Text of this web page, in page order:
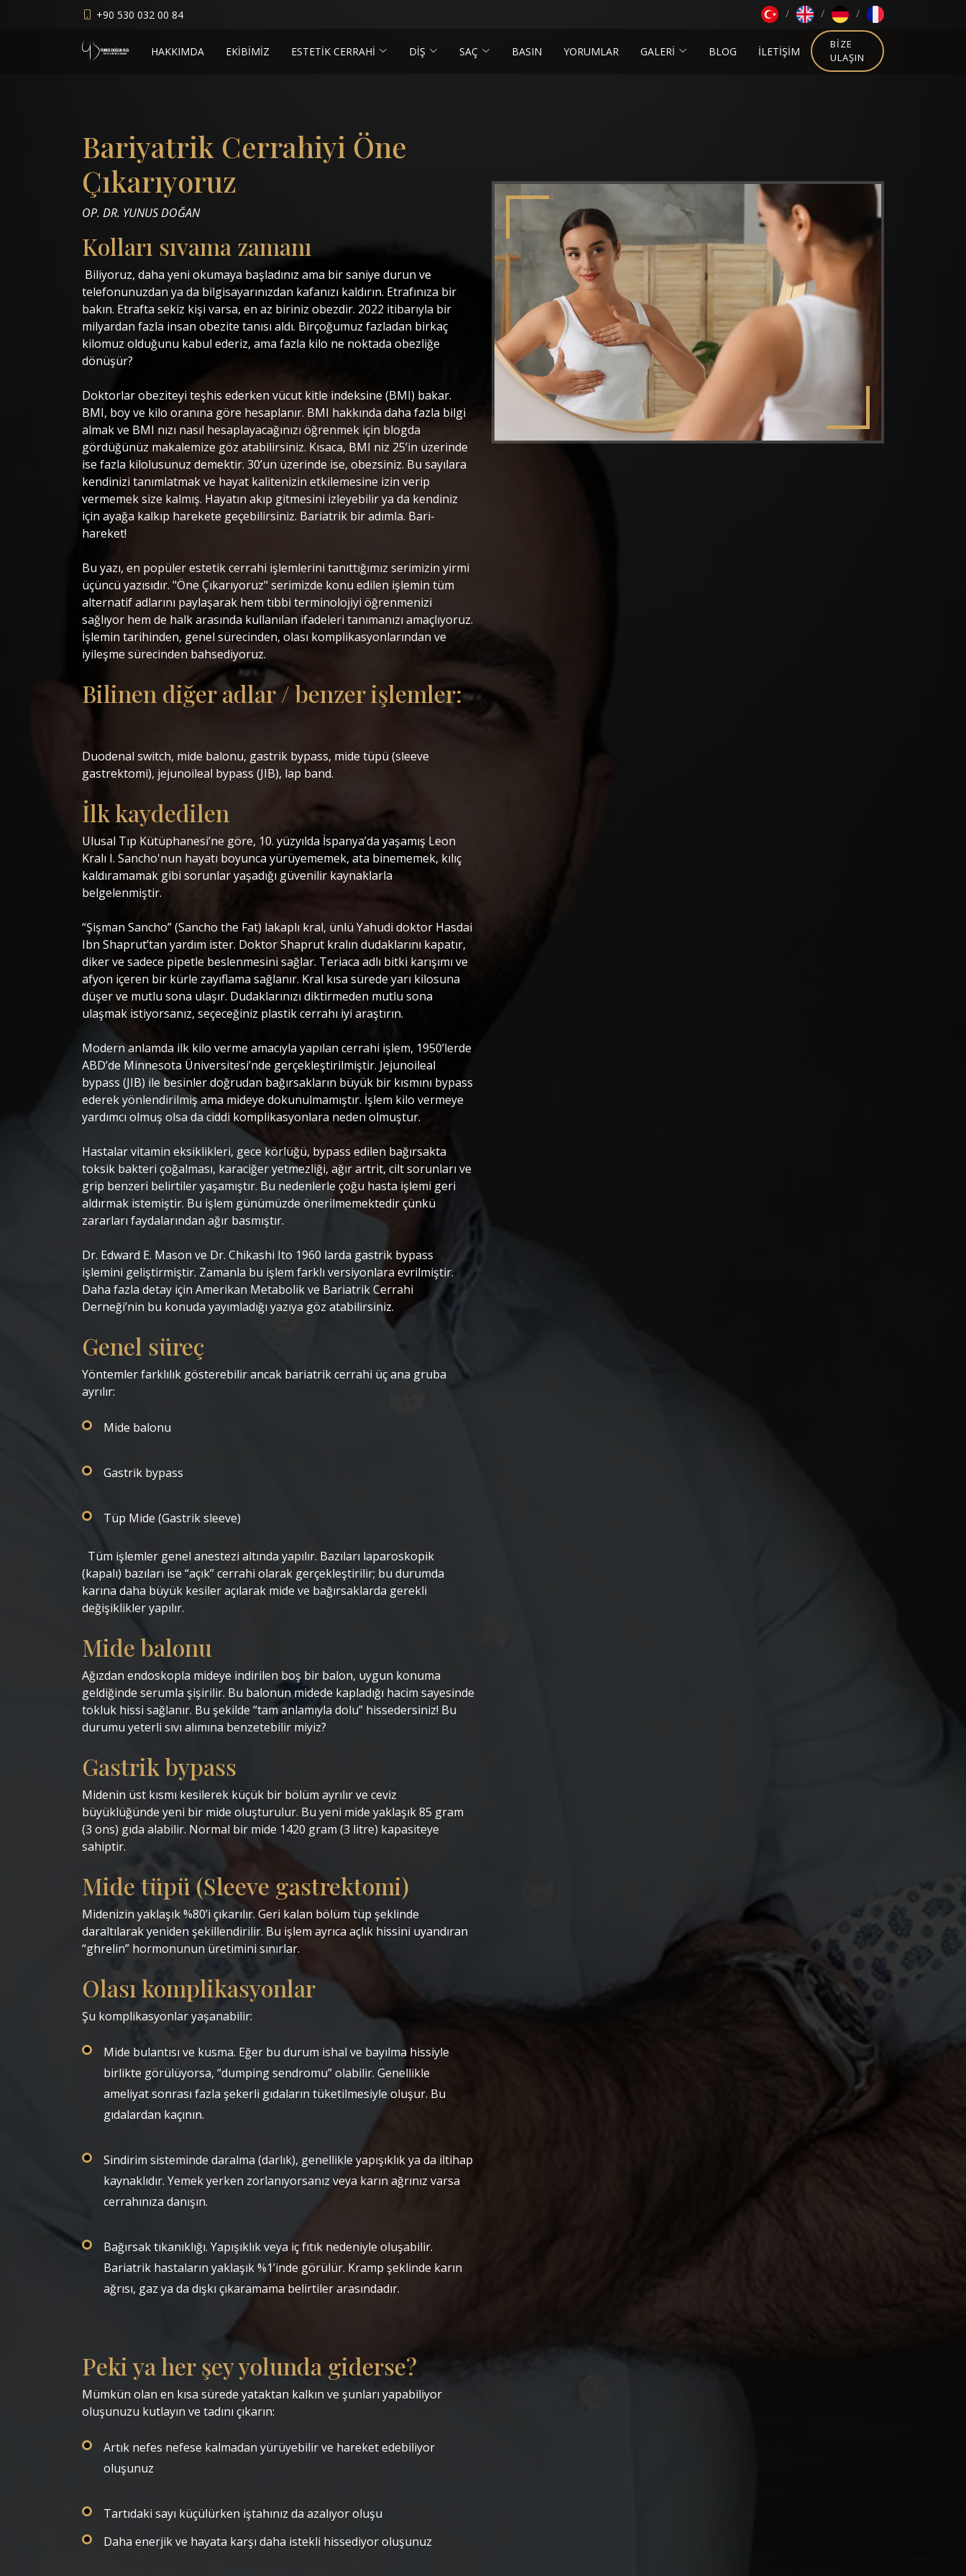
+90 530 032 00 84
HAKKIMDA EKİBİMİZ ESTETİK CERRAHİ DİŞ SAÇ BASIN YORUMLAR GALERİ BLOG İLETİŞİM
BIZE
ULAŞIN
Bariyatrik Cerrahiyi Öne
Çıkarıyoruz
OP. DR. YUNUS DOĞAN
Kolları sıvama zamanı
‎ ‎Biliyoruz, daha yeni okumaya başladınız ama bir saniye durun ve
telefonunuzdan ya da bilgisayarınızdan kafanızı kaldırın. Etrafınıza bir
bakın. Etrafta sekiz kişi varsa, en az biriniz obezdir. 2022 itibarıyla bir
milyardan fazla insan obezite tanısı aldı. Birçoğumuz fazladan birkaç
kilomuz olduğunu kabul ederiz, ama fazla kilo ne noktada obezliğe
dönüşür? ‎
‎Doktorlar obeziteyi teşhis ederken vücut kitle indeksine (BMI) bakar.
BMI, boy ve kilo oranına göre hesaplanır. BMI hakkında daha fazla bilgi
almak ve BMI nızı nasıl hesaplayacağınızı öğrenmek için blogda
gördüğünüz makalemize göz atabilirsiniz. Kısaca, BMI niz 25’in üzerinde
ise fazla kilolusunuz demektir. 30’un üzerinde ise, obezsiniz. Bu sayılara
kendinizi tanımlatmak ve hayat kalitenizin etkilemesine izin verip
vermemek size kalmış. Hayatın akıp gitmesini izleyebilir ya da kendiniz
için ayağa kalkıp harekete geçebilirsiniz. Bariatrik bir adımla. Bari-
hareket! ‎
‎Bu yazı, en popüler estetik cerrahi işlemlerini tanıttığımız serimizin yirmi
üçüncü yazısıdır. "Öne Çıkarıyoruz" serimizde konu edilen işlemin tüm
alternatif adlarını paylaşarak hem tıbbi terminolojiyi öğrenmenizi
sağlıyor hem de halk arasında kullanılan ifadeleri tanımanızı amaçlıyoruz.
İşlemin tarihinden, genel sürecinden, olası komplikasyonlarından ve
iyileşme sürecinden bahsediyoruz. ‎ ‎
‎Bilinen diğer adlar / benzer işlemler:
‎Duodenal switch, mide balonu, gastrik bypass, mide tüpü (sleeve
gastrektomi), jejunoileal bypass (JIB), lap band. ‎
‎İlk kaydedilen
‎Ulusal Tıp Kütüphanesi’ne göre, 10. yüzyılda İspanya’da yaşamış Leon
Kralı I. Sancho'nun hayatı boyunca yürüyememek, ata binememek, kılıç
kaldıramamak gibi sorunlar yaşadığı güvenilir kaynaklarla
belgelenmiştir. ‎
‎“Şişman Sancho” (Sancho the Fat) lakaplı kral, ünlü Yahudi doktor Hasdai
Ibn Shaprut’tan yardım ister. Doktor Shaprut kralın dudaklarını kapatır,
diker ve sadece pipetle beslenmesini sağlar. Teriaca adlı bitki karışımı ve
afyon içeren bir kürle zayıflama sağlanır. Kral kısa sürede yarı kilosuna
düşer ve mutlu sona ulaşır. Dudaklarınızı diktirmeden mutlu sona
ulaşmak istiyorsanız, seçeceğiniz plastik cerrahı iyi araştırın. ‎
‎Modern anlamda ilk kilo verme amacıyla yapılan cerrahi işlem, 1950’lerde
ABD’de Minnesota Üniversitesi’nde gerçekleştirilmiştir. Jejunoileal
bypass (JIB) ile besinler doğrudan bağırsakların büyük bir kısmını bypass
ederek yönlendirilmiş ama mideye dokunulmamıştır. İşlem kilo vermeye
yardımcı olmuş olsa da ciddi komplikasyonlara neden olmuştur. ‎
‎Hastalar vitamin eksiklikleri, gece körlüğü, bypass edilen bağırsakta
toksik bakteri çoğalması, karaciğer yetmezliği, ağır artrit, cilt sorunları ve
grip benzeri belirtiler yaşamıştır. Bu nedenlerle çoğu hasta işlemi geri
aldırmak istemiştir. Bu işlem günümüzde önerilmemektedir çünkü
zararları faydalarından ağır basmıştır. ‎
‎Dr. Edward E. Mason ve Dr. Chikashi Ito 1960 larda gastrik bypass
işlemini geliştirmiştir. Zamanla bu işlem farklı versiyonlara evrilmiştir.
Daha fazla detay için Amerikan Metabolik ve Bariatrik Cerrahi
Derneği’nin bu konuda yayımladığı yazıya göz atabilirsiniz. ‎
Genel süreç
‎Yöntemler farklılık gösterebilir ancak bariatrik cerrahi üç ana gruba
ayrılır: ‎ ‎
Mide balonu
Gastrik bypass
Tüp Mide (Gastrik sleeve)
‎ ‎ ‎Tüm işlemler genel anestezi altında yapılır. Bazıları laparoskopik
(kapalı) bazıları ise “açık” cerrahi olarak gerçekleştirilir; bu durumda
karına daha büyük kesiler açılarak mide ve bağırsaklarda gerekli
değişiklikler yapılır. ‎ ‎
Mide balonu
‎Ağızdan endoskopla mideye indirilen boş bir balon, uygun konuma
geldiğinde serumla şişirilir. Bu balonun midede kapladığı hacim sayesinde
tokluk hissi sağlanır. Bu şekilde “tam anlamıyla dolu” hissedersiniz! Bu
durumu yeterli sıvı alımına benzetebilir miyiz? ‎
‎Gastrik bypass
‎Midenin üst kısmı kesilerek küçük bir bölüm ayrılır ve ceviz
büyüklüğünde yeni bir mide oluşturulur. Bu yeni mide yaklaşık 85 gram
(3 ons) gıda alabilir. Normal bir mide 1420 gram (3 litre) kapasiteye
sahiptir. ‎ ‎
Mide tüpü (Sleeve gastrektomi)
‎Midenizin yaklaşık %80’i çıkarılır. Geri kalan bölüm tüp şeklinde
daraltılarak yeniden şekillendirilir. Bu işlem ayrıca açlık hissini uyandıran
“ghrelin” hormonunun üretimini sınırlar. ‎ ‎
Olası komplikasyonlar
‎Şu komplikasyonlar yaşanabilir: ‎
Mide bulantısı ve kusma. Eğer bu durum ishal ve bayılma hissiyle
birlikte görülüyorsa, “dumping sendromu” olabilir. Genellikle
ameliyat sonrası fazla şekerli gıdaların tüketilmesiyle oluşur. Bu
gıdalardan kaçının.
Sindirim sisteminde daralma (darlık), genellikle yapışıklık ya da iltihap
kaynaklıdır. Yemek yerken zorlanıyorsanız veya karın ağrınız varsa
cerrahınıza danışın.
‎Bağırsak tıkanıklığı. Yapışıklık veya iç fıtık nedeniyle oluşabilir.
Bariatrik hastaların yaklaşık %1’inde görülür. Kramp şeklinde karın
ağrısı, gaz ya da dışkı çıkaramama belirtiler arasındadır.
‎Peki ya her şey yolunda giderse?
‎Mümkün olan en kısa sürede yataktan kalkın ve şunları yapabiliyor
oluşunuzu kutlayın ve tadını çıkarın: ‎ ‎
Artık nefes nefese kalmadan yürüyebilir ve hareket edebiliyor
oluşunuz
Tartıdaki sayı küçülürken iştahınız da azalıyor oluşu
Daha enerjik ve hayata karşı daha istekli hissediyor oluşunuz